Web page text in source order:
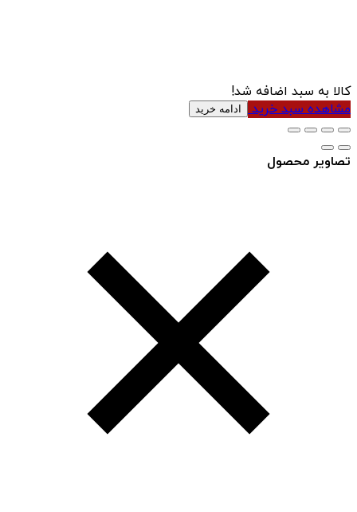
کالا به سبد اضافه شد!
مشاهده سبد خرید ادامه خرید
تصاویر محصول